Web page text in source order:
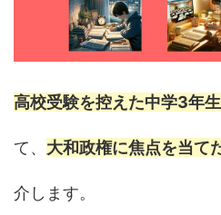
高校受験を控えた中学3年
て、 大和政権に焦点を当て
介します。